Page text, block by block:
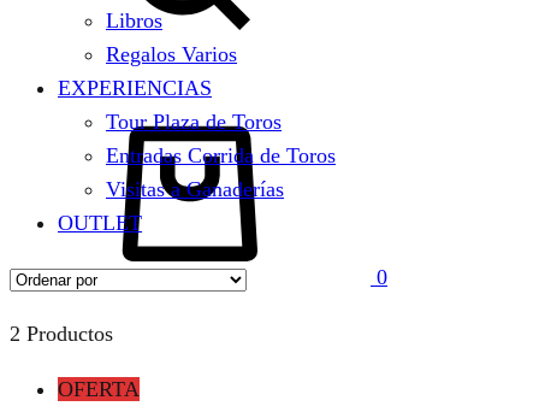
0
Libros
Regalos Varios
EXPERIENCIAS
Tour Plaza de Toros
Entradas Corrida de Toros
Visitas a Ganaderías
OUTLET
2 Productos
OFERTA